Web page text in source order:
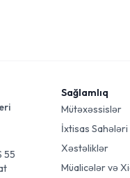
55
Sağlamlıq
Mütəxəssislər
İxtisas Sahələri
Xəstəliklər
Müalicələr və